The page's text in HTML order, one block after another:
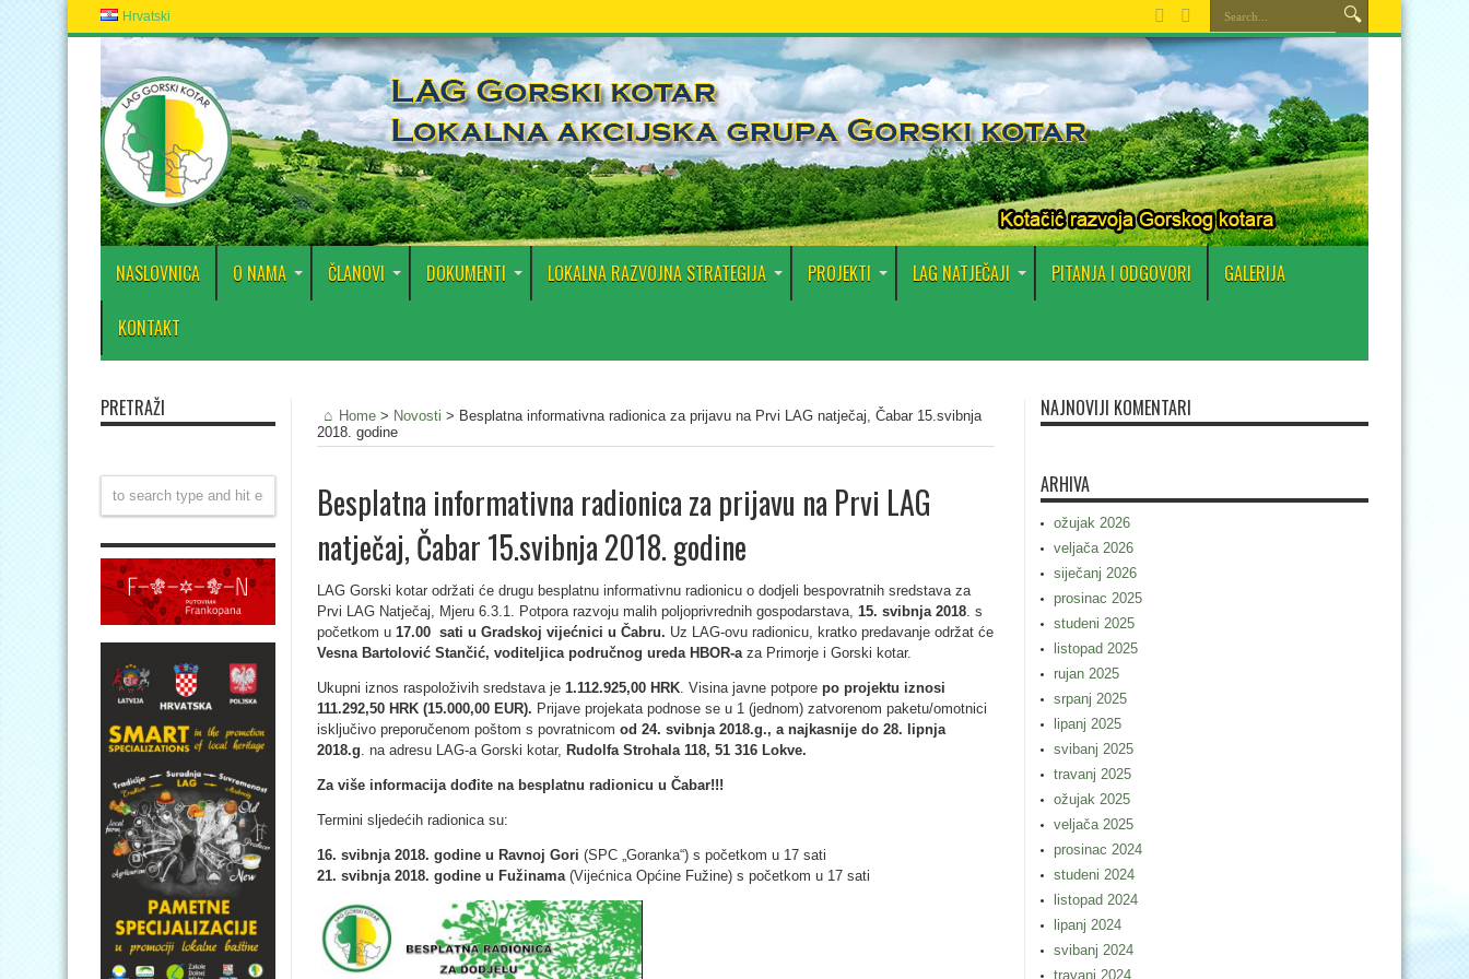
Hrvatski
NASLOVNICA O NAMA ČLANOVI DOKUMENTI LOKALNA RAZVOJNA STRATEGIJA PROJEKTI LAG NATJEČAJI PITANJA I ODGOVORI GALERIJA
KONTAKT
Home > Novosti > Besplatna informativna radionica za prijavu na Prvi LAG natječaj, Čabar 15.svibnja
2018. godine
Besplatna informativna radionica za prijavu na Prvi LAG
natječaj, Čabar 15.svibnja 2018. godine
LAG Gorski kotar održati će drugu besplatnu informativnu radionicu o dodjeli bespovratnih sredstava za
Prvi LAG Natječaj, Mjeru 6.3.1. Potpora razvoju malih poljoprivrednih gospodarstava, 15. svibnja 2018. s
početkom u 17.00 sati u Gradskoj vijećnici u Čabru. Uz LAG-ovu radionicu, kratko predavanje održat će
Vesna Bartolović Stančić, voditeljica područnog ureda HBOR-aza Primorje i Gorski kotar.
Ukupni iznos raspoloživih sredstava je 1.112.925,00 HRK. Visina javne potpore po projektu iznosi
111.292,50 HRK (15.000,00 EUR). Prijave projekata podnose se u 1 (jednom) zatvorenom paketu/omotnici
isključivo preporučenom poštom s povratnicom od 24. svibnja 2018.g., a najkasnije do 28. lipnja
2018.g. na adresu LAG-a Gorski kotar, Rudolfa Strohala 118, 51 316 Lokve.
Za više informacija dođite na besplatnu radionicu u Čabar!!!
Termini sljedećih radionica su:
16. svibnja 2018. godine u Ravnoj Gori (SPC „Goranka“) s početkom u 17 sati
21. svibnja 2018. godine u Fužinama(Vijećnica Općine Fužine) s početkom u 17 sati
PRETRAŽI NAJNOVIJI KOMENTARI
ARHIVA
ožujak 2026
veljača 2026
siječanj 2026
prosinac 2025
studeni 2025
listopad 2025
rujan 2025
srpanj 2025
lipanj 2025
svibanj 2025
travanj 2025
ožujak 2025
veljača 2025
prosinac 2024
studeni 2024
listopad 2024
lipanj 2024
svibanj 2024
travanj 2024